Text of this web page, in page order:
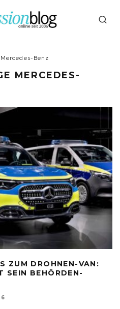
Benz
MERCEDES-
ZUM DROHNEN-VAN:
SEIN BEHÖRDEN-